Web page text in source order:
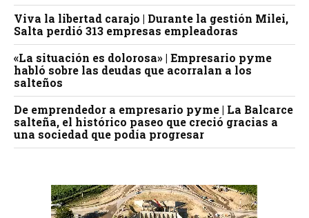
Viva la libertad carajo | Durante la gestión Milei,
Salta perdió 313 empresas empleadoras
«La situación es dolorosa» | Empresario pyme
habló sobre las deudas que acorralan a los
salteños
De emprendedor a empresario pyme | La Balcarce
salteña, el histórico paseo que creció gracias a
una sociedad que podía progresar